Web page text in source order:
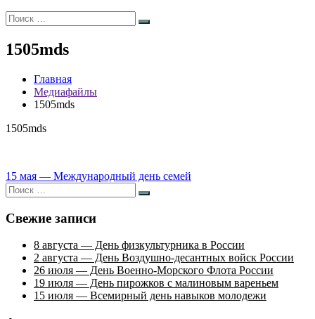
Искать:
Поиск
1505mds
Главная
Медиафайлы
1505mds
1505mds
Навигация
по
записям
15 мая — Международный день семей
Искать:
Поиск
Свежие записи
8 августа — День физкультурника в России
2 августа — День Воздушно-десантных войск России
26 июля — День Военно-Морского Флота России
19 июля — День пирожков с малиновым вареньем
15 июля — Всемирный день навыков молодежи